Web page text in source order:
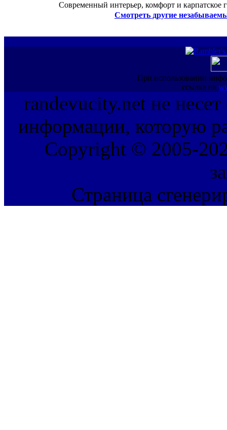
Современный интерьер, комфорт и карпатское
Смотреть другие
При использовании
ссылка на
randevucity.net не несет
информации, которую
Copyright © 2005-
Страница